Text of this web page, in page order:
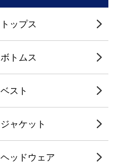
トップス
ボトムス
ベスト
ジャケット
ヘッドウェア